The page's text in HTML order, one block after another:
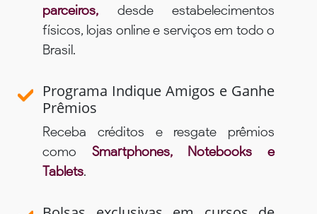
parceiros, desde estabelecimentos
físicos, lojas online e serviços em todo o
Brasil.
Programa Indique Amigos e Ganhe
Prêmios
Receba créditos e resgate prêmios
como Smartphones, Notebooks e
Tablets.